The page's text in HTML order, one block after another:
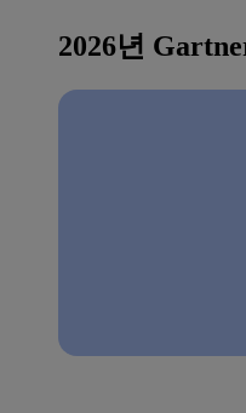
2026년